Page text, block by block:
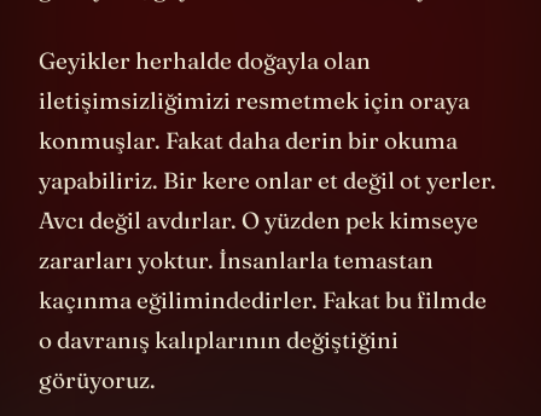
yönetmen.“Başkan Obama tam bir sinema
aşığı”diyor. Ayrıca filmin uyarlandığı kitap
da onun okuma listesindeymiş.
“Güvensizlikle ilgili bir teması ve eğer bir
topluluğa ait olmaz ya da aramızda güçlü bir
bağa sahip olmazsak başımıza neler
gelebileceğine dair uyarıcı bir hikaye olduğu
için bize destek verdi sağolsun”diyor. Bu
konuda elimizde böyle bir beyan olduğu